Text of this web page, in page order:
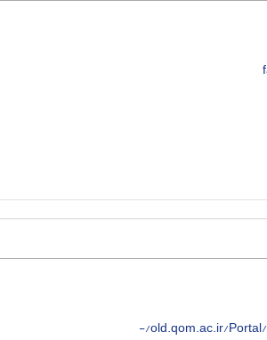
old.qom.ac.ir/